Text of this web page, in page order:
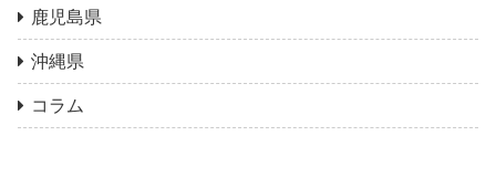
鹿児島県
沖縄県
コラム